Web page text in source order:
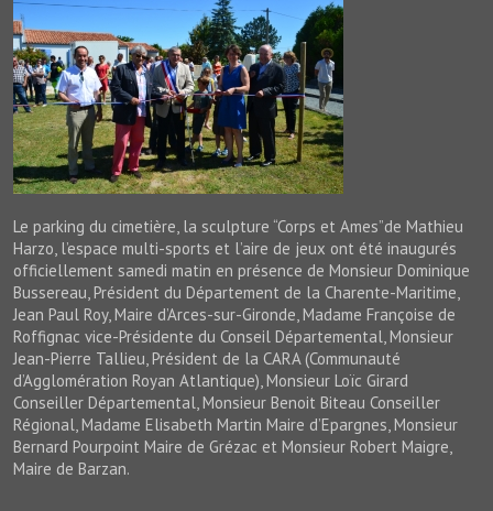
Le parking du cimetière, la sculpture “Corps et Ames”de Mathieu
Harzo, l’espace multi-sports et l’aire de jeux ont été inaugurés
officiellement samedi matin en présence de Monsieur Dominique
Bussereau, Président du Département de la Charente-Maritime,
Jean Paul Roy, Maire d’Arces-sur-Gironde, Madame Françoise de
Roffignac vice-Présidente du Conseil Départemental, Monsieur
Jean-Pierre Tallieu, Président de la CARA (Communauté
d’Agglomération Royan Atlantique), Monsieur Loïc Girard
Conseiller Départemental, Monsieur Benoit Biteau Conseiller
Régional, Madame Elisabeth Martin Maire d’Epargnes, Monsieur
Bernard Pourpoint Maire de Grézac et Monsieur Robert Maigre,
Maire de Barzan.